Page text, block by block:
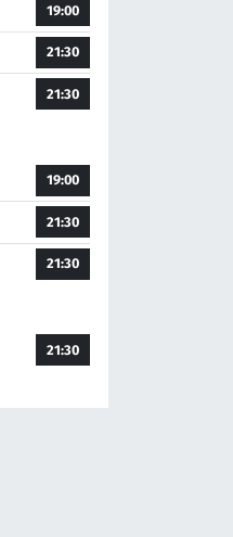
19:00
21:30
21:30
19:00
21:30
21:30
21:30